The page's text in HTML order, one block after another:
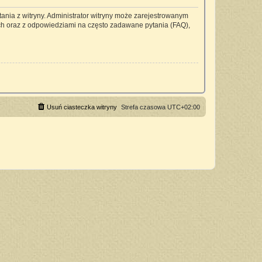
z witryny. Administrator witryny może zarejestrowanym
z odpowiedziami na często zadawane pytania (FAQ),
Strefa czasowa UTC+02:00
Usuń ciasteczka witryny